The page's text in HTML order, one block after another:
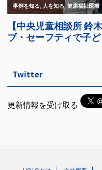
Twitter
更新情報を受け取る